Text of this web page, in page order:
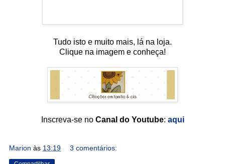
Tudo isto e muito mais, lá na loja.
Clique na imagem e conheça!
Inscreva-se no Canal do Youtube: aqui
Marion às 13:19 3 comentários: